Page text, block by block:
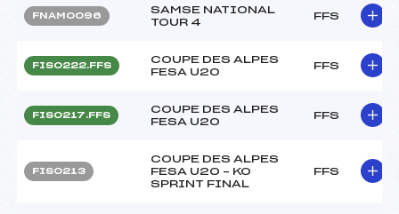
FNAM0096
SAMSE NATIONAL
TOUR 4
FFS
FIS0222.FFS
COUPE DES ALPES
FESA U20
FFS
FIS0217.FFS
COUPE DES ALPES
FESA U20
FFS
FIS0213
COUPE DES ALPES
FESA U20 – KO
SPRINT FINAL
FFS